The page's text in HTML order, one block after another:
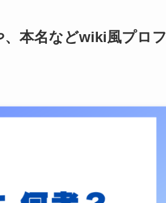
、本名などwiki風プロフ